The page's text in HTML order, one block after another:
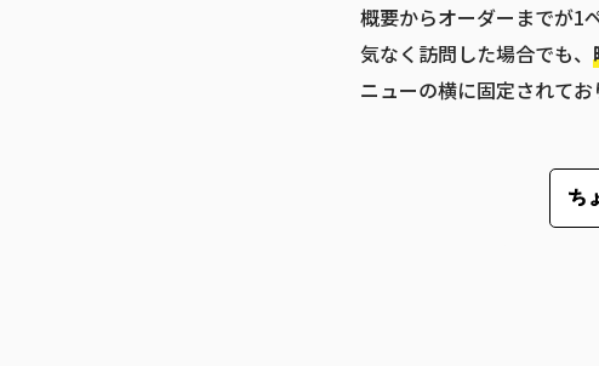
概要からオーダーまでが1
気なく訪問した場合でも、
ニューの横に固定されて